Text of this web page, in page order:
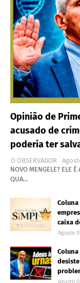
Opinião de
acusado de
poderia ter
O OBSERVADOR
NOVO MENGELE? ELE
QUA…
caixa
Agosto